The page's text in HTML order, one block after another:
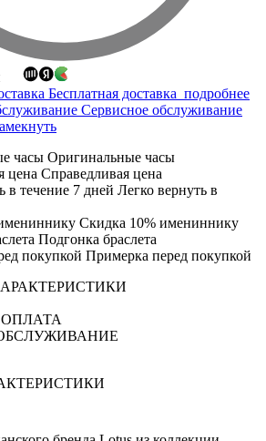
Бесплатная доставка подробнее
Сервисное обслуживание
Оригинальные часы
Справедливая цена
Легко вернуть в
Скидка 10% имениннику
Подгонка браслета
Примерка перед покупкой